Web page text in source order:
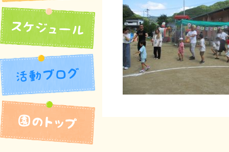
園の紹介
スケジュール
活動ブログ